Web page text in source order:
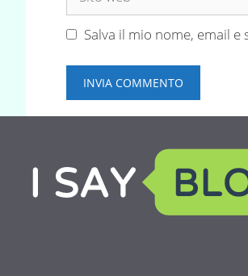
Salva il mio nome, email